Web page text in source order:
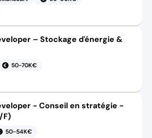
– Stockage d'énergie &
50-70K€
- Conseil en stratégie -
F)
50-54K€